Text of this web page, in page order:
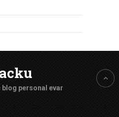
blog personal evar